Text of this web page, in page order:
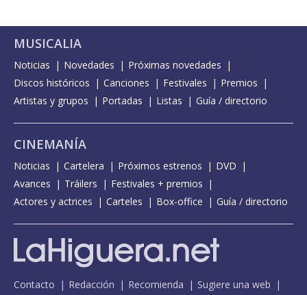
MUSICALIA
Noticias Novedades
Próximas novedades
Discos históricos
Canciones Festivales
Premios
Artistas y grupos
Portadas Listas Guía / directorio
CINEMANÍA
Noticias Cartelera Próximos estrenos
DVD
Avances
Tráilers
Festivales + premios
Actores y actrices
Carteles Box-office Guía / directorio
Contacto Redacción Recomienda
Sugiere una web